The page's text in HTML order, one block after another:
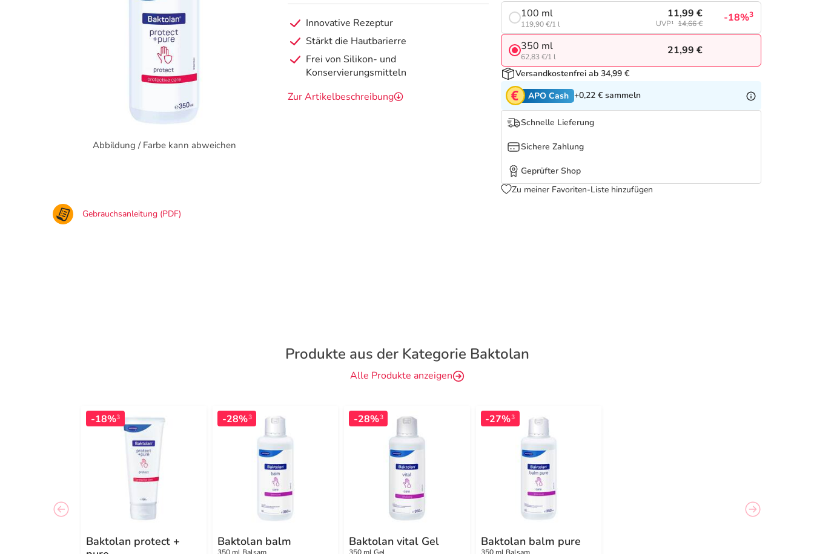
Abbildung / Farbe kann abweichen
Innovative Rezeptur
Stärkt die Hautbarierre
Frei von Silikon- und
Konservierungsmitteln
Zur Artikelbeschreibung
100 ml
119,90 €/1 l
11,99 €
UVP¹ 14,66 € -18%3
350 ml
62,83 €/1 l
21,99 €
Versandkostenfrei ab 34,99 €
APO Cash +0,22 € sammeln
Schnelle Lieferung
Sichere Zahlung
Geprüfter Shop
Zu meiner Favoriten-Liste hinzufügen
Gebrauchsanleitung (PDF)
Produkte aus der Kategorie Baktolan
Alle Produkte anzeigen
-18%3
Baktolan protect +
-28%3
Baktolan balm
-28%3
Baktolan vital Gel
-27%3
Baktolan balm pure